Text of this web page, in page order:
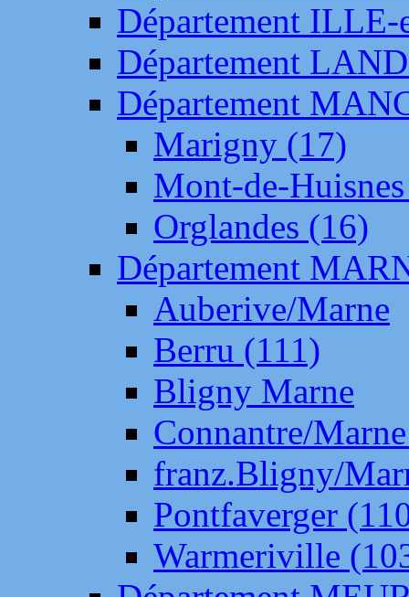
Département
Département
Département
Marigny (17)
Mont-de-
Orglandes (16)
Département
Auberive/Marne
Berru (111)
Bligny Marne
Connantre/
franz.Bligny/
Pontfaverger
Warmeriville